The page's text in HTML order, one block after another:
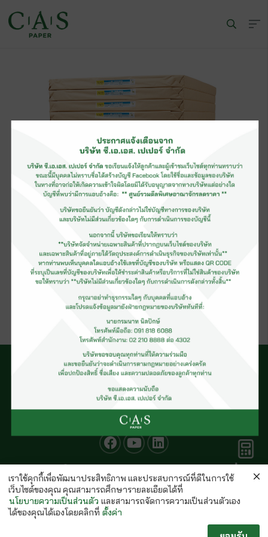
กระดาษอาร์ตการ์ด 1 หน้า (รีม)
© CAS PAPER All rights Reserved
นโยบายคุ้มครองข้อมูลส่วนบุคคลของ (C.A.S. Privacy Policy)
พนักงานบริษัท
คำนวณ
กระดาษ
เราใช้คุกกี้เพื่อพัฒนาประสิทธิภาพ และประสบการณ์ที่ดีในการใช้
เว็บไซต์ของคุณ คุณสามารถศึกษารายละเอียดได้ที่
นโยบายความเป็นส่วนตัว และสามารถจัดการความเป็นส่วนตัวเอง
ได้ของคุณได้เองโดยคลิกที่ ตั้งค่า